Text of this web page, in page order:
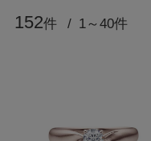
152件 1～40件